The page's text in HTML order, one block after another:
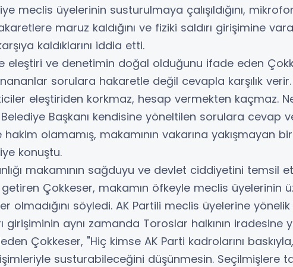
meclis üyelerinin susturulmaya çalışıldığını,
maruz kaldığını ve fiziki saldırı girişimine
kaldıklarını iddia etti.
eleştiri ve denetimin doğal olduğunu ifade eden
sorulara hakaretle değil cevapla karşılık
eleştiriden korkmaz, hesap vermekten kaçmaz.
Başkanı kendisine yöneltilen sorulara cevap
olamamış, makamının vakarına yakışmayan
konuştu.
makamının sağduyu ve devlet ciddiyetini temsil
Çokkeser, makamın öfkeyle meclis üyelerinin
olmadığını söyledi. AK Partili meclis üyelerine
girişiminin aynı zamanda Toroslar halkının iradesine
Çokkeser, "Hiç kimse AK Parti kadrolarını
susturabileceğini düşünmesin. Seçilmişlere